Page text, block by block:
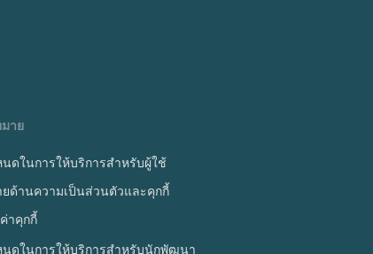
าย
ดในการให้บริการสำหรับผู้ใช้
ด้านความเป็นส่วนตัวและคุกกี้
าคุกกี้
ดในการให้บริการสำหรับนักพัฒนา